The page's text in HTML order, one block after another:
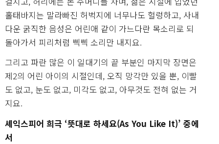
홀태바지는 말라빠진 허벅지에 너무나도 헐렁하고, 사내
다운 굵직한 음성은 어린애 같이 가느다란 목소리로 되
돌아가서 피리처럼 삑삑 소리만 내지요.
그리고 파란 많은 이 일대기의 끝 부분인 마지막 장면은
제2의 어린 아이의 시절인데, 오직 망각만 있을 뿐, 이빨
도 없고, 눈도 없고, 미각도 없고, 아무것도 전혀 없는 거
지요.
셰익스피어 희극 ‘뜻대로 하세요(As You Like It)’ 중에
서